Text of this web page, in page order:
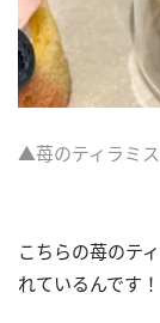
▲苺のティラミス
こちらの苺のテ
れているんです